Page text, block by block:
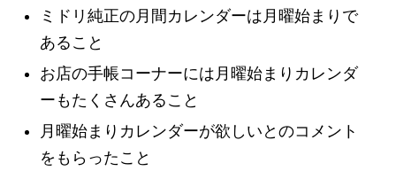
ミドリ純正の月間カレンダーは月曜始まりで
あること
お店の手帳コーナーには月曜始まりカレンダ
ーもたくさんあること
月曜始まりカレンダーが欲しいとのコメント
をもらったこと